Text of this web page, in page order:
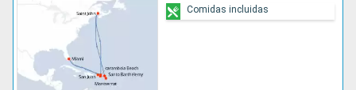
Comidas incluidas